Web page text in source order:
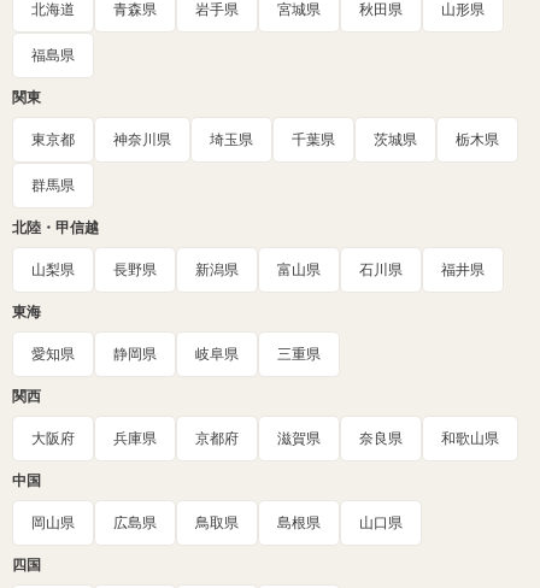
北海道 青森県 岩手県 宮城県 秋田県 山形県
福島県
関東
東京都 神奈川県 埼玉県 千葉県 茨城県 栃木県
群馬県
北陸・甲信越
山梨県 長野県 新潟県 富山県 石川県 福井県
東海
愛知県 静岡県 岐阜県 三重県
関西
大阪府 兵庫県 京都府 滋賀県 奈良県 和歌山県
中国
岡山県 広島県 鳥取県 島根県 山口県
四国